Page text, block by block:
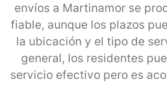
envíos a Martinamor se
fiable, aunque los plazos
la ubicación y el tipo de
general, los residentes
servicio efectivo pero es